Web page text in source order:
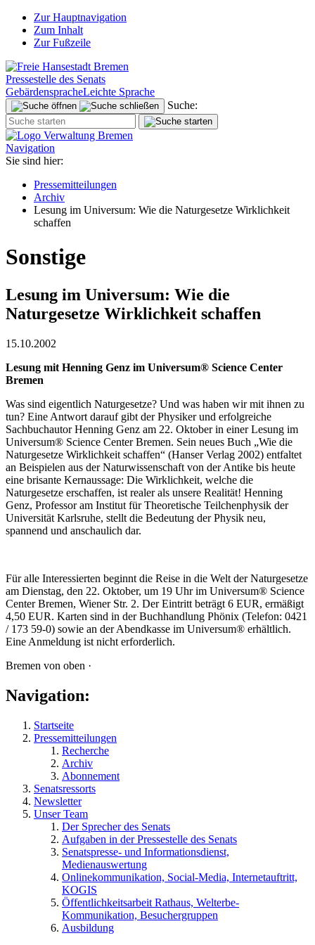
Zur Hauptnavigation
Zum Inhalt
Zur Fußzeile
Pressestelle des Senats
GebärdenspracheLeichte Sprache
Suche:
Navigation
Sie sind hier:
Pressemitteilungen
Archiv
Lesung im Universum: Wie die Naturgesetze Wirklichkeit
schaffen
Sonstige
Lesung im Universum: Wie die
Naturgesetze Wirklichkeit schaffen
15.10.2002
Lesung mit Henning Genz im Universum® Science Center
Bremen
Was sind eigentlich Naturgesetze? Und was haben wir mit ihnen zu
tun? Eine Antwort darauf gibt der Physiker und erfolgreiche
Sachbuchautor Henning Genz am 22. Oktober in einer Lesung im
Universum® Science Center Bremen. Sein neues Buch „Wie die
Naturgesetze Wirklichkeit schaffen“ (Hanser Verlag 2002) entfaltet
an Beispielen aus der Naturwissenschaft von der Antike bis heute
eine brisante Kernaussage: Die Wirklichkeit, welche die
Naturgesetze erschaffen, ist realer als unsere Realität! Henning
Genz, Professor am Institut für Theoretische Teilchenphysik der
Universität Karlsruhe, stellt die Bedeutung der Physik neu,
spannend und anschaulich dar.
Für alle Interessierten beginnt die Reise in die Welt der Naturgesetze
am Dienstag, den 22. Oktober, um 19 Uhr im Universum® Science
Center Bremen, Wiener Str. 2. Der Eintritt beträgt 6 EUR, ermäßigt
4,50 EUR. Karten sind in der Buchhandlung Phönix (Telefon: 0421
/ 173 59-0) sowie an der Abendkasse im Universum® erhältlich.
Eine Anmeldung ist nicht erforderlich.
Bremen von oben ·
Navigation:
Startseite
Pressemitteilungen
Recherche
Archiv
Abonnement
Senatsressorts
Newsletter
Unser Team
Der Sprecher des Senats
Aufgaben in der Pressestelle des Senats
Senatspresse- und Informationsdienst,
Medienauswertung
Onlinekommunikation, Social-Media, Internetauftritt,
KOGIS
Öffentlichkeitsarbeit Rathaus, Welterbe-
Kommunikation, Besuchergruppen
Ausbildung